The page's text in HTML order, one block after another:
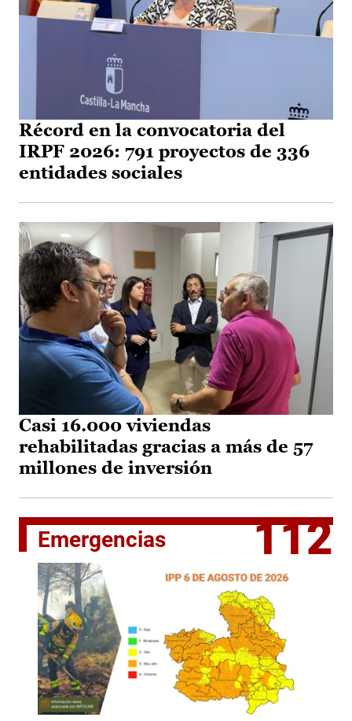
Récord en la convocatoria del
IRPF 2026: 791 proyectos de 336
entidades sociales
Casi 16.000 viviendas
rehabilitadas gracias a más de 57
millones de inversión
Emergencias 112